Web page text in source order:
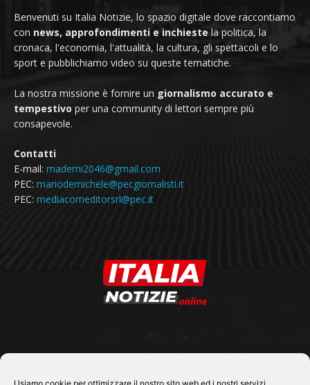
Benvenuti su Italia Notizie, lo spazio digitale dove raccontiamo
con news, approfondimenti e inchieste la politica, la
cronaca, l'economia, l'attualità, la cultura, gli spettacoli e lo
sport e pubblichiamo video su queste tematiche.
La nostra missione è fornire un giornalismo accurato e
tempestivo per una community di lettori sempre più
consapevole.
Contatti
E-mail: mademi2046@gmail.com
PEC: mariodemichele@pecgiornalisti.it
PEC: mediacomeditorsrl@pec.it
SEGUICI SU